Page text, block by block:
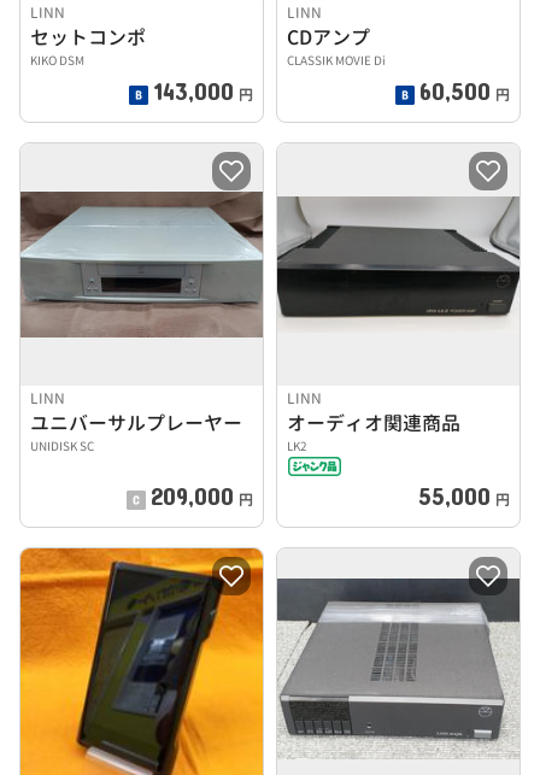
LINN
セットコンポ
KIKO DSM
143,000 円
LINN
CDアンプ
CLASSIK MOVIE Di
60,500 円
LINN
ユニバーサルプレーヤー
UNIDISK SC
209,000 円
LINN
オーディオ関連商品
LK2
55,000 円